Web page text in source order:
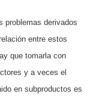
problemas derivados
entre estos
que tomarla con
y a veces el
en subproductos es